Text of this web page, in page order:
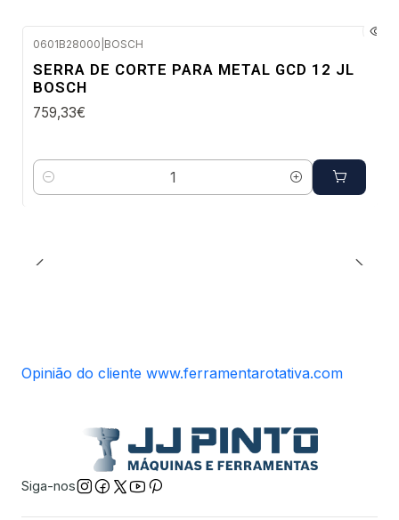
0601B28000 BOSCH
SERRA DE CORTE PARA METAL GCD 12 JL
BOSCH
759,33€
Quantidade
Opinião do cliente www.ferramentarotativa.com
Siga-nos